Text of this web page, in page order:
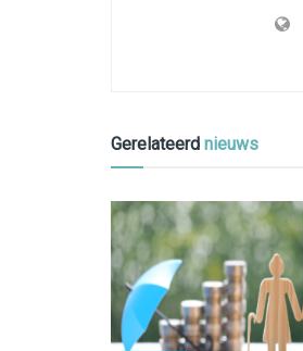
Gerelateerd nieuws